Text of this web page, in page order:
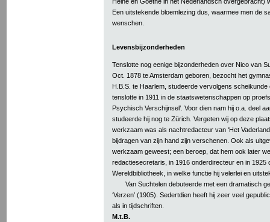
Een uitstekende bloemlezing dus, waarmee men de
wenschen.
Levensbijzonderheden
Tenslotte nog eenige bijzonderheden over Nico van
Oct. 1878 te Amsterdam geboren, bezocht het
H.B.S. te Haarlem, studeerde vervolgens
tenslotte in 1911 in de staatswetenschappen op
Psychisch Verschijnsel’. Voor dien nam hij o.a. deel
studeerde hij nog te Zürich. Vergeten wij op deze
werkzaam was als nachtredacteur van ‘Het
bijdragen van zijn hand zijn verschenen. Ook als
werkzaam geweest; een beroep, dat hem ook later
redactiesecretaris, in 1916 onderdirecteur en in 1925
Wereldbibliotheek, in welke functie hij velerlei en
Van Suchtelen debuteerde met een dramatisch
‘Verzen’ (1905). Sedertdien heeft hij zeer veel
als in tijdschriften.
M.t.B.